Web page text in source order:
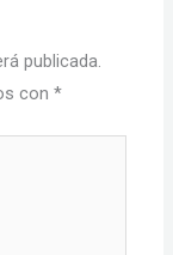
publicada.
con*